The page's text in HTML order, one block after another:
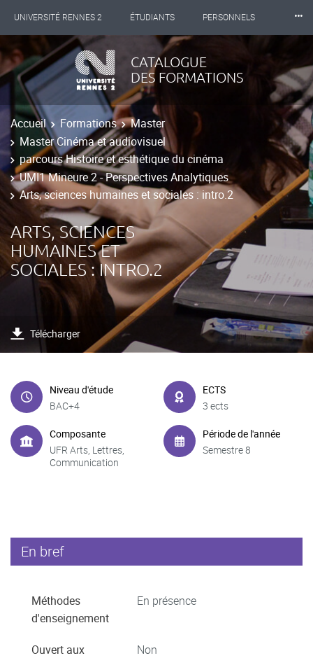
UNIVERSITÉ RENNES 2 ÉTUDIANTS PERSONNELS
INTERNATIONAL PROFESSIONNELS
LES NOUVELLES DE RENNES 2
⸱⸱⸱
CATALOGUE
DES FORMATIONS
Accueil Formations
Master
Master Cinéma et audiovisuel
parcours Histoire et esthétique du cinéma
UMI1 Mineure 2 - Perspectives Analytiques
Arts, sciences humaines et sociales : intro.2
ARTS, SCIENCES
HUMAINES ET
SOCIALES : INTRO.2
Télécharger
Niveau d'étude
BAC+4
ECTS
3 ects
Composante
UFR Arts, Lettres,
Communication
Période de l'année
Semestre 8
En bref
Méthodes
d'enseignement
En présence
Ouvert aux
Non